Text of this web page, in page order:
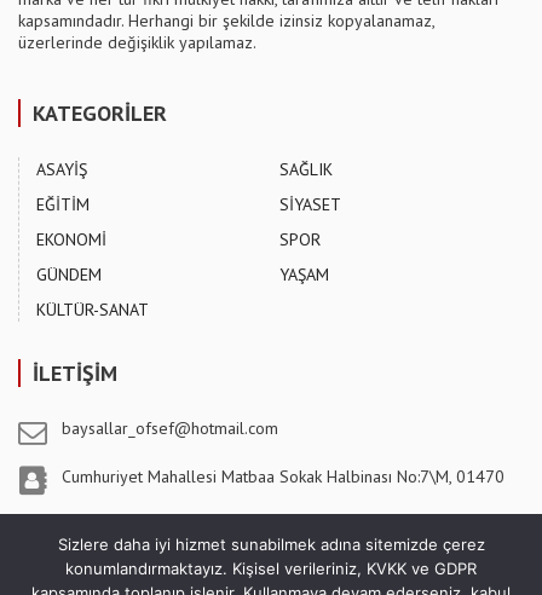
kapsamındadır. Herhangi bir şekilde izinsiz kopyalanamaz,
üzerlerinde değişiklik yapılamaz.
KATEGORİLER
ASAYİŞ
EĞİTİM
EKONOMİ
GÜNDEM
KÜLTÜR-SANAT
SAĞLIK
SİYASET
SPOR
YAŞAM
İLETİŞİM
baysallar_ofsef@hotmail.com
Cumhuriyet Mahallesi Matbaa Sokak Halbinası No:7\M, 01470
Sizlere daha iyi hizmet sunabilmek adına sitemizde çerez
konumlandırmaktayız. Kişisel verileriniz, KVKK ve GDPR